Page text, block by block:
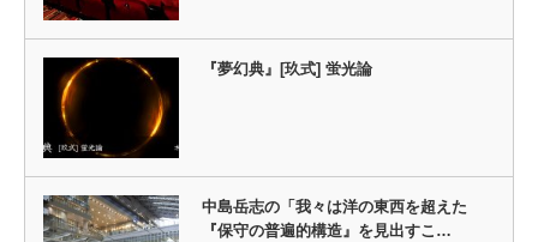
『夢幻典』[玖式] 蛍光論
中島岳志の「我々は洋の東西を超えた
『保守の普遍的構造』を見出すこ…